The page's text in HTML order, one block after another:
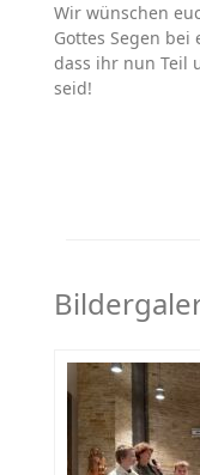
Wir wünschen
Gottes Segen bei
dass ihr nun Teil
seid!